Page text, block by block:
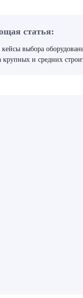
статья:
кейсы выбора
крупных и средних